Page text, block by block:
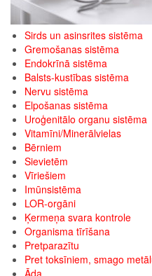
Sirds un asinsrites sistēma
Gremošanas sistēma
Endokrīnā sistēma
Balsts-kustības sistēma
Nervu sistēma
Elpošanas sistēma
Uroģenitālo organu sistēma
Vitamīni/Minerālvielas
Bērniem
Sievietēm
Vīriešiem
Imūnsistēma
LOR-orgāni
Ķermeņa svara kontrole
Organisma tīrīšana
Pretparazītu
Pret toksīniem, smago